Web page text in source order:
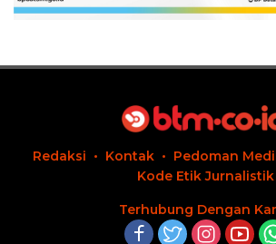
Redaksi Kontak Pedoman
Kode Etik Jurnalistik
Terhubung Dengan